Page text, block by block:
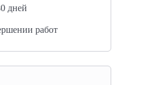
дней
работ